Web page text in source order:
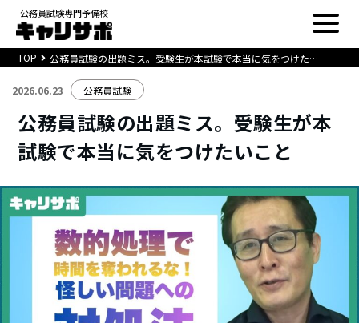
公務員試験専門予備校
TOP 公務員試験の出題ミス。受験生が本試験で本当に気をつけたいこと
2026.06.23 公務員試験
公務員試験の出題ミス。受験生が本
試験で本当に気をつけたいこと